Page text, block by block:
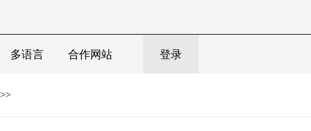
多语言 合作网站 登录
>>